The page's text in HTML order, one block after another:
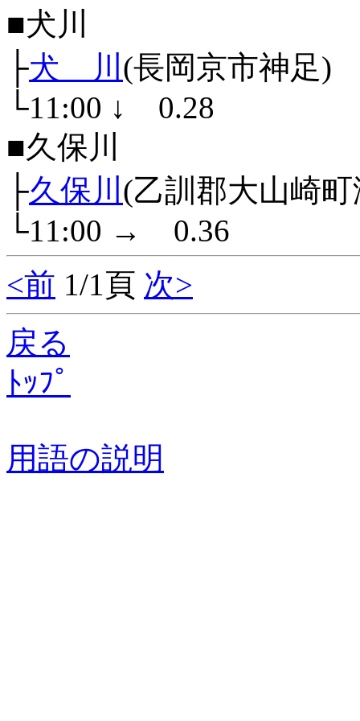
■犬川
├犬 川 (長岡京市神足)
└11:00 ↓
0.28
■久保川
├久保川 (乙訓郡大山崎
└11:00 →
0.36
<前 1/1頁 次>
戻る
ﾄｯﾌﾟ
用語の説明